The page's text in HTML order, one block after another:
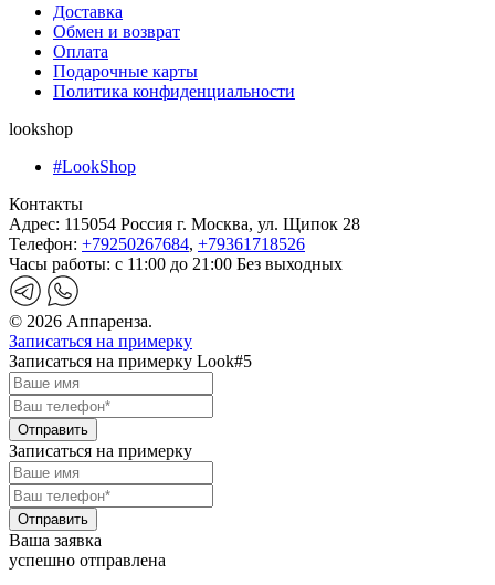
Доставка
Обмен и возврат
Оплата
Подарочные карты
Политика конфиденциальности
lookshop
#LookShop
Контакты
Адрес: 115054 Россия г. Москва, ул. Щипок 28
Телефон: +79250267684, +79361718526
Часы работы: с 11:00 до 21:00 Без выходных
© 2026 Аппаренза.
Записаться на примерку
Записаться на примерку Look#5
Записаться на примерку
Ваша заявка
успешно отправлена